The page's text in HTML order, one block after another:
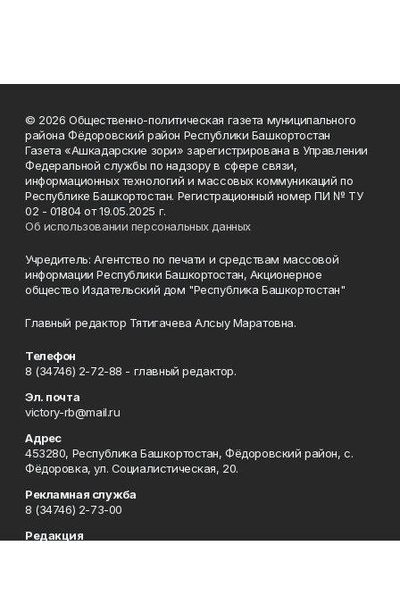
© 2026 Общественно-политическая газета муниципального
района Фёдоровский район Республики Башкортостан
Газета «Ашкадарские зори» зарегистрирована в Управлении
Федеральной службы по надзору в сфере связи,
информационных технологий и массовых коммуникаций по
Республике Башкортостан. Регистрационный номер ПИ № ТУ
02 - 01804 от 19.05.2025 г.
Об использовании персональных данных
Учредитель: Агентство по печати и средствам массовой
информации Республики Башкортостан, Акционерное
общество Издательский дом "Республика Башкортостан"
Главный редактор Тятигачева Алсыу Маратовна.
Телефон
8 (34746) 2-72-88 - главный редактор.
Эл. почта
victory-rb@mail.ru
Адрес
453280, Республика Башкортостан, Фёдоровский район, с.
Фёдоровка, ул. Социалистическая, 20.
Рекламная служба
8 (34746) 2-73-00
Редакция